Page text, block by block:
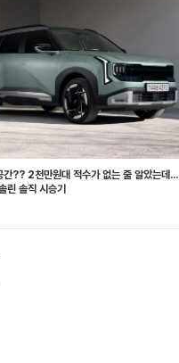
간?? 2천만원대 적수가 없는 줄 알았는데
린 솔직 시승기